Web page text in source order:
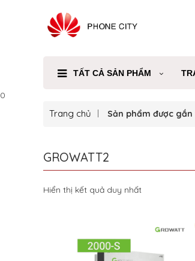
TẤT CẢ SẢN PHẨM
0
Trang chủ Sản phẩm được
GROWATT2
Hiển thị kết quả duy nhất